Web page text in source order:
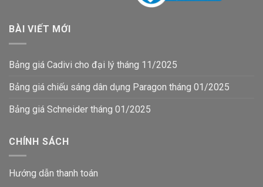
BÀI VIẾT MỚI
Bảng giá Cadivi cho đại lý tháng 11/2025
Bảng giá chiếu sáng dân dụng Paragon tháng 01/2025
Bảng giá Schneider tháng 01/2025
CHÍNH SÁCH
Hướng dẫn thanh toán